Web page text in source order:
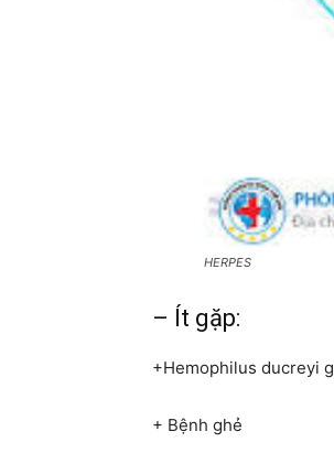
HERPES
– Ít gặp:
+Hemophilus ducreyi
+ Bệnh ghẻ